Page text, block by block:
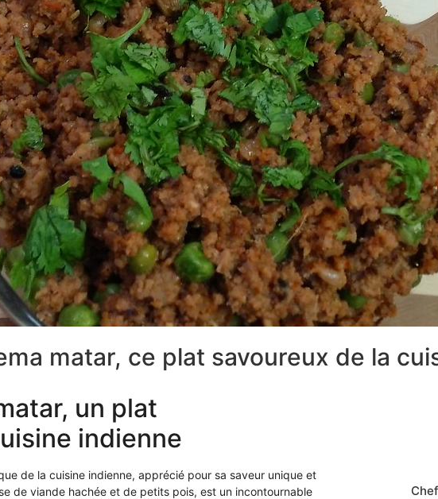
matar, ce plat savoureux de la
un plat
indienne
de la cuisine indienne, apprécié pour sa saveur unique et
de viande hachée et de petits pois, est un incontournable